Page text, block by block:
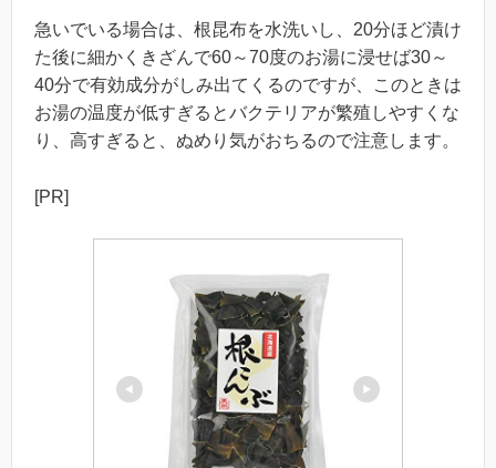
急いでいる場合は、根昆布を水洗いし、20分ほど漬け
た後に細かくきざんで60～70度のお湯に浸せば30～
40分で有効成分がしみ出てくるのですが、このときは
お湯の温度が低すぎるとバクテリアが繁殖しやすくな
り、高すぎると、ぬめり気がおちるので注意します。
[PR]